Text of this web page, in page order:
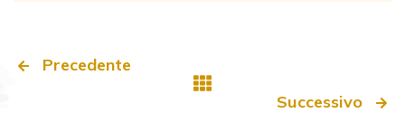
Precedente
Successivo